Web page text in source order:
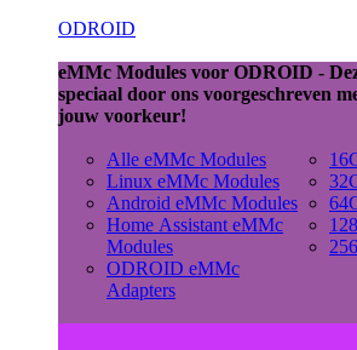
ODROID
eMMc Modules voor ODROID -
speciaal door ons voorgeschreven
jouw voorkeur!
Alle eMMc Modules
Linux eMMc Modules
Android eMMc Modules
Home Assistant eMMc
Modules
ODROID eMMc
Adapters